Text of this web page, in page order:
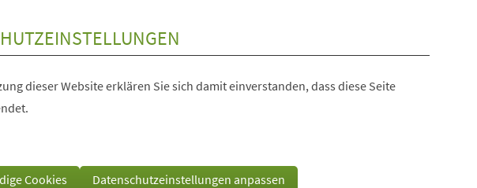
dieser Website erklären Sie sich damit einverstanden, dass diese Seite
Cookies
Datenschutzeinstellungen anpassen